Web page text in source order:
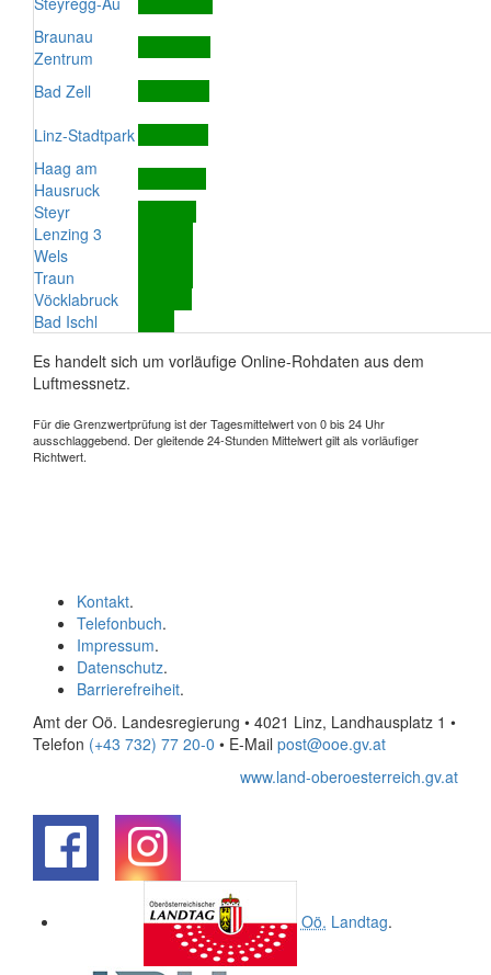
Braunau
Zentrum
Bad Zell
Linz-Stadtpark
Haag am
Hausruck
Steyr
Lenzing 3
Wels
Traun
Vöcklabruck
Bad Ischl
Es handelt sich um vorläufige Online-Rohdaten aus dem
Luftmessnetz.
Für die Grenzwertprüfung ist der Tagesmittelwert von 0 bis 24 Uhr
ausschlaggebend. Der gleitende 24-Stunden Mittelwert gilt als vorläufiger
Richtwert.
Kontakt.
Telefonbuch.
Impressum.
Datenschutz.
Barrierefreiheit.
Amt der Oö. Landesregierung • 4021 Linz, Landhausplatz 1 •
Telefon (+43 732) 77 20-0 • E-Mail post@ooe.gv.at
www.land-oberoesterreich.gv.at
Oö. Landtag.